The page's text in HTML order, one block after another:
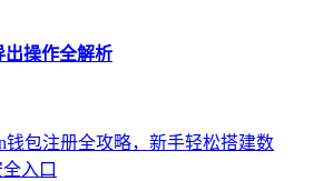
出操作全解析